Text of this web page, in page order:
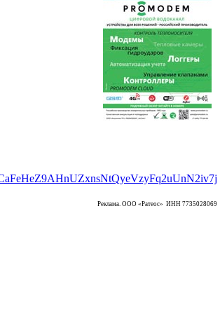
Реклама. ООО «Ратеос» ИНН 7735028069